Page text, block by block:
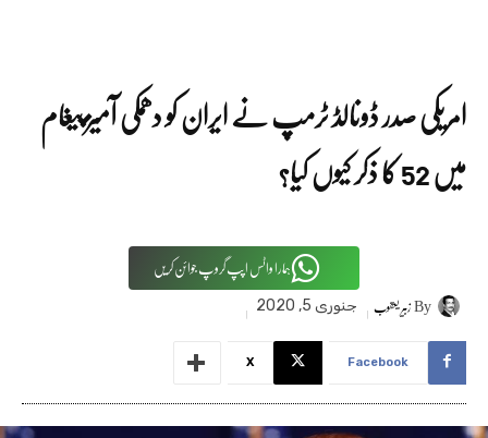
امریکی صدر ڈونالڈ ٹرمپ نے ایران کو دھمکی آمیز پیغام
میں 52 کا ذکر کیوں کیا؟
ہمارا واٹس اپپ گروپ جوائن کریں
Byزبیر یعقوب جنوری 5, 2020
Facebook
X